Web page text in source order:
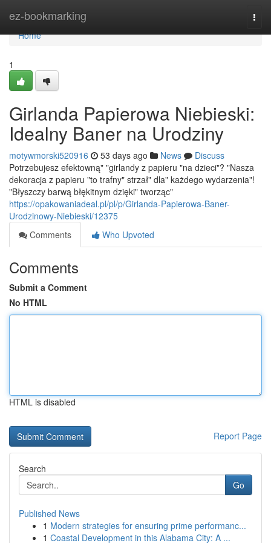
ez-bookmarking
Home
Home
1
Girlanda Papierowa Niebieski:
Idealny Baner na Urodziny
motywmorski520916 53 days ago News
Discuss
Potrzebujesz efektowną" "girlandy z papieru "na dzieci"? "Nasza
dekoracja z papieru "to trafny" strzał" dla" każdego wydarzenia"!
"Błyszczy barwą błękitnym dzięki" tworząc"
https://opakowaniadeal.pl/pl/p/Girlanda-Papierowa-Baner-
Urodzinowy-Niebieski/12375
Comments
Who Upvoted
Comments
Submit a Comment
No HTML
HTML is disabled
Report Page
Search
Go
Published News
1 Modern strategies for ensuring prime performanc...
1 Coastal Development in this Alabama City: A ...